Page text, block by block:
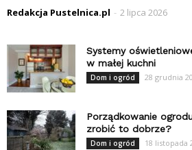
Redakcja Pustelnica.pl - 2 lipca 2026
Systemy
w małej kuchni
Dom i ogród 28 grudnia
Porządkowanie
zrobić to dobrze?
Dom i ogród 18 listopada